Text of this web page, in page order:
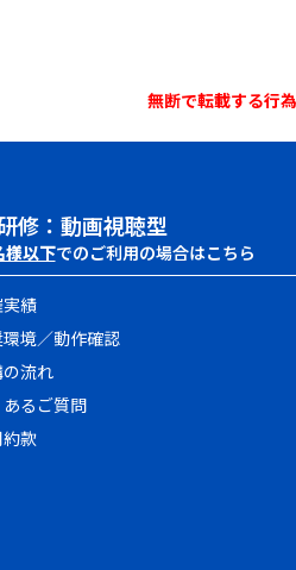
無断で転載する行
修：動画視聴型
様以下でのご利用の場合はこちら
績
境／動作確認
流れ
あるご質問
款